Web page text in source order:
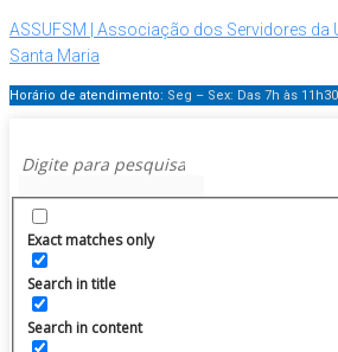
ASSUFSM | Associação dos Servidores da
Santa Maria
Horário de atendimento: Seg – Sex: Das 7h às
Exact matches only
Search in title
Search in content
Menu